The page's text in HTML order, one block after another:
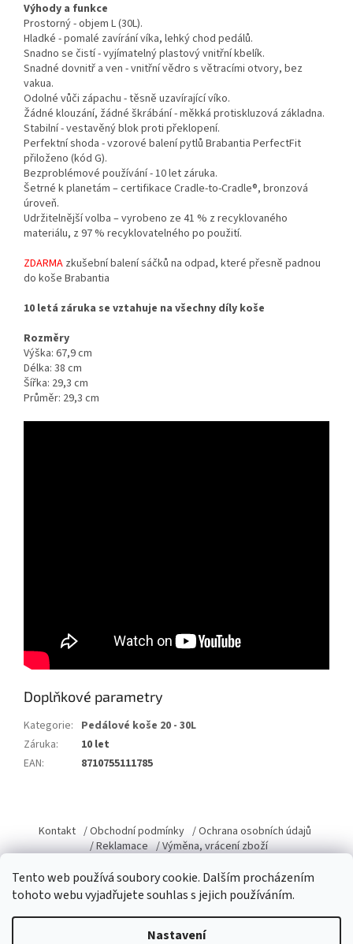
Tento web používá soubory cookie. Dalším procházením
tohoto webu vyjadřujete souhlas s jejich používáním.
Nastavení
Výhody a funkce
Prostorný - objem L (30L).
Hladké - pomalé zavírání víka, lehký chod pedálů.
Snadno se čistí - vyjímatelný plastový vnitřní kbelík.
Snadné dovnitř a ven - vnitřní vědro s větracími otvory, bez
vakua.
Odolné vůči zápachu - těsně uzavírající víko.
Žádné klouzání, žádné škrábání - měkká protiskluzová základna.
Stabilní - vestavěný blok proti překlopení.
Perfektní shoda - vzorové balení pytlů Brabantia PerfectFit
přiloženo (kód G).
Bezproblémové používání - 10 let záruka.
Šetrné k planetám – certifikace Cradle-to-Cradle®, bronzová
úroveň.
Udržitelnější volba – vyrobeno ze 41 % z recyklovaného
materiálu, z 97 % recyklovatelného po použití.
ZDARMA zkušební balení sáčků na odpad, které přesně padnou
do koše Brabantia
10 letá záruka se vztahuje na všechny díly koše
Rozměry
Výška: 67,9 cm
Délka: 38 cm
Šířka: 29,3 cm
Průměr: 29,3 cm
Doplňkové parametry
Kategorie: Pedálové koše 20 - 30L
Záruka:
10 let
EAN: 8710755111785
a
Kontakt / Obchodní podmínky / Ochrana osobních údajů
/ Reklamace / Výměna, vrácení zboží